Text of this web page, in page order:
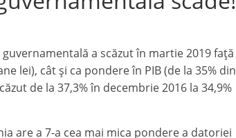
a scăzut în martie 2019 față
lei), cât și ca pondere în PIB (de la 35% din
de la 37,3% în decembrie 2016 la 34,9%
are a 7-a cea mai mica pondere a datoriei